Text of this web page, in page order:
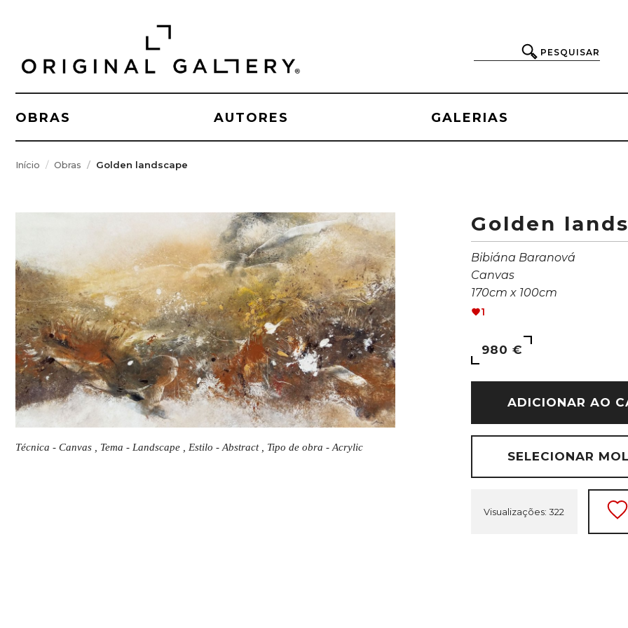
PESQUISAR
OBRAS AUTORES GALERIAS
Início Obras Golden landscape
Técnica - Canvas , Tema - Landscape , Estilo - Abstract , Tipo de obra - Acrylic
Golden
Bibiána Baranová
Canvas
170cm x 100cm
1
980 €
ADICIONAR AO
SELECIONAR
Visualizações: 322